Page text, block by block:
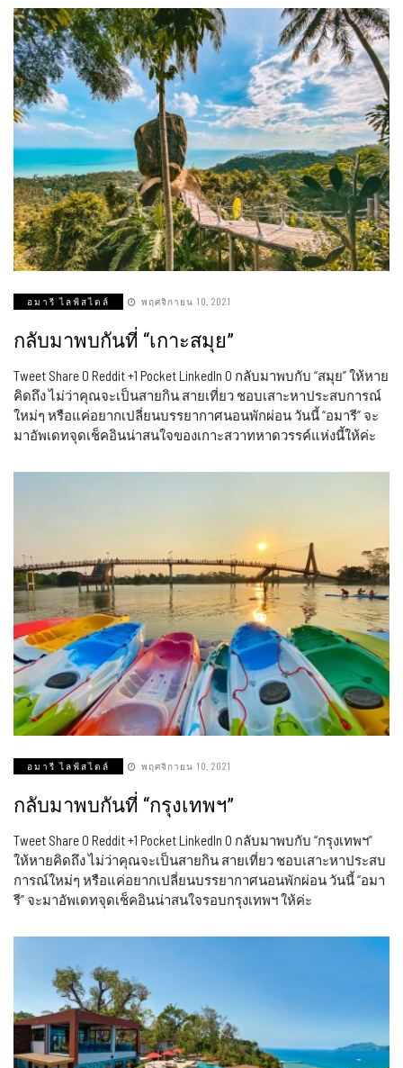
อมารี ไลฟ์สไตล์ พฤศจิกายน 10, 2021
กลับมาพบกันที่ “เกาะสมุย”
Tweet Share 0 Reddit +1 Pocket LinkedIn 0 กลับมาพบกับ “สมุย” ให้หาย
คิดถึง ไม่ว่าคุณจะเป็นสายกิน สายเที่ยว ชอบเสาะหาประสบการณ์
ใหม่ๆ หรือแค่อยากเปลี่ยนบรรยากาศนอนพักผ่อน วันนี้ “อมารี” จะ
มาอัพเดทจุดเช็คอินน่าสนใจของเกาะสวาทหาดวรรค์แห่งนี้ให้ค่ะ
อมารี ไลฟ์สไตล์ พฤศจิกายน 10, 2021
กลับมาพบกันที่ “กรุงเทพฯ”
Tweet Share 0 Reddit +1 Pocket LinkedIn 0 กลับมาพบกับ “กรุงเทพฯ”
ให้หายคิดถึง ไม่ว่าคุณจะเป็นสายกิน สายเที่ยว ชอบเสาะหาประสบ
การณ์ใหม่ๆ หรือแค่อยากเปลี่ยนบรรยากาศนอนพักผ่อน วันนี้ “อมา
รี” จะมาอัพเดทจุดเช็คอินน่าสนใจรอบกรุงเทพฯ ให้ค่ะ